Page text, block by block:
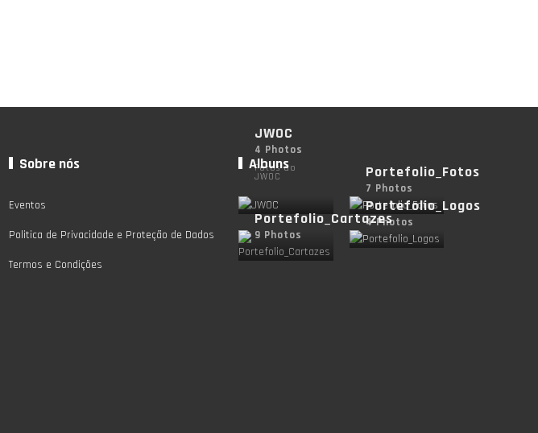
Sobre nós
Eventos
Politica de Privacidade e Proteção de Dados
Termos e Condições
Albuns
JWOC
4 Photos
Fotos do
JWOC Portefolio_Fotos
7 Photos
Portefolio_Cartazes
9 Photos
Portefolio_Logos
4 Photos